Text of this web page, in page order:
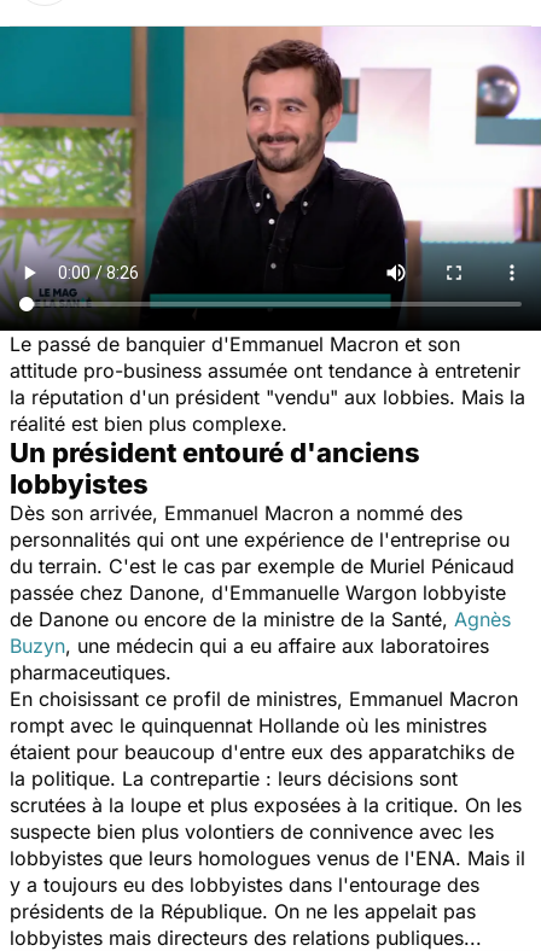
Le passé de banquier d'Emmanuel Macron et son
attitude pro-business assumée ont tendance à entretenir
la réputation d'un président "vendu" aux lobbies. Mais la
réalité est bien plus complexe.
Un président entouré d'anciens
lobbyistes
Dès son arrivée, Emmanuel Macron a nommé des
personnalités qui ont une expérience de l'entreprise ou
du terrain. C'est le cas par exemple de Muriel Pénicaud
passée chez Danone, d'Emmanuelle Wargon lobbyiste
de Danone ou encore de la ministre de la Santé, Agnès
Buzyn, une médecin qui a eu affaire aux laboratoires
pharmaceutiques.
En choisissant ce profil de ministres, Emmanuel Macron
rompt avec le quinquennat Hollande où les ministres
étaient pour beaucoup d'entre eux des apparatchiks de
la politique. La contrepartie : leurs décisions sont
scrutées à la loupe et plus exposées à la critique. On les
suspecte bien plus volontiers de connivence avec les
lobbyistes que leurs homologues venus de l'ENA. Mais il
y a toujours eu des lobbyistes dans l'entourage des
présidents de la République. On ne les appelait pas
lobbyistes mais directeurs des relations publiques...